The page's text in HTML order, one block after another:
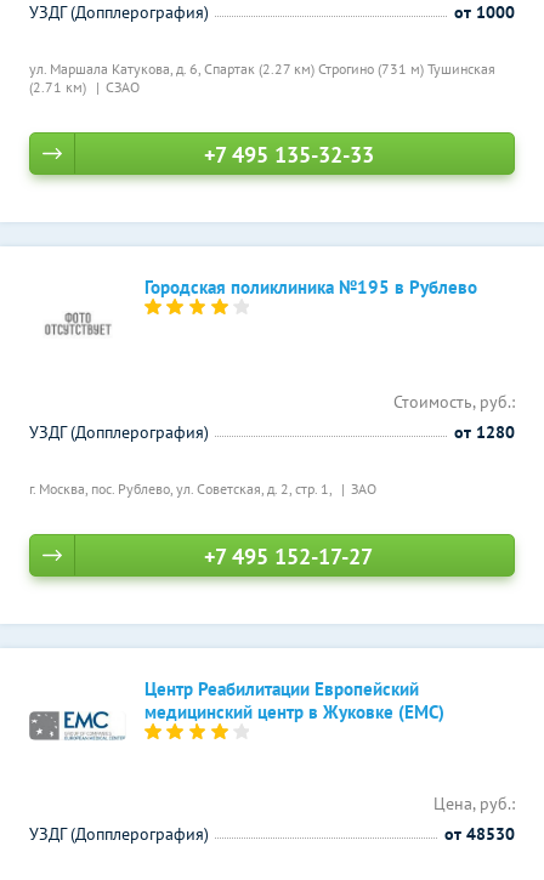
ул. Маршала Катукова, д. 6, Спартак (2.27 км) Строгино (731 м) Тушинская
(2.71 км)
СЗАО
УЗДГ (Допплерография)
от 1000
+7 495 135-32-33
Городская поликлиника №195 в Рублево
г. Москва, пос. Рублево, ул. Советская, д. 2, стр. 1, ЗАО
Стоимость, руб.:
УЗДГ (Допплерография)
от 1280
+7 495 152-17-27
Центр Реабилитации Европейский
медицинский центр в Жуковке (ЕМС)
Цена, руб.:
УЗДГ (Допплерография)
от 48530